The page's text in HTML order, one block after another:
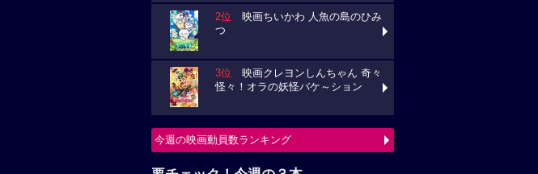
2位 映画ちいかわ 人魚の島のひみ
つ
3位 映画クレヨンしんちゃん 奇々
怪々！オラの妖怪バケ～ション
今週の映画動員数ランキング